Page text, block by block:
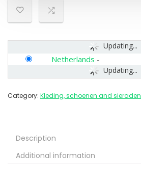
Updating...
Updating...
Netherlands -
Category: Kleding, schoenen and sieraden
Description
Additional information